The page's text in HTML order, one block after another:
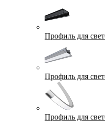
Профиль для
Профиль для
Профиль для